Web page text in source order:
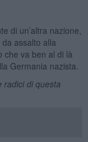
di un’altra nazione,
assalto alla
che va ben al di là
Germania nazista.
radici di questa